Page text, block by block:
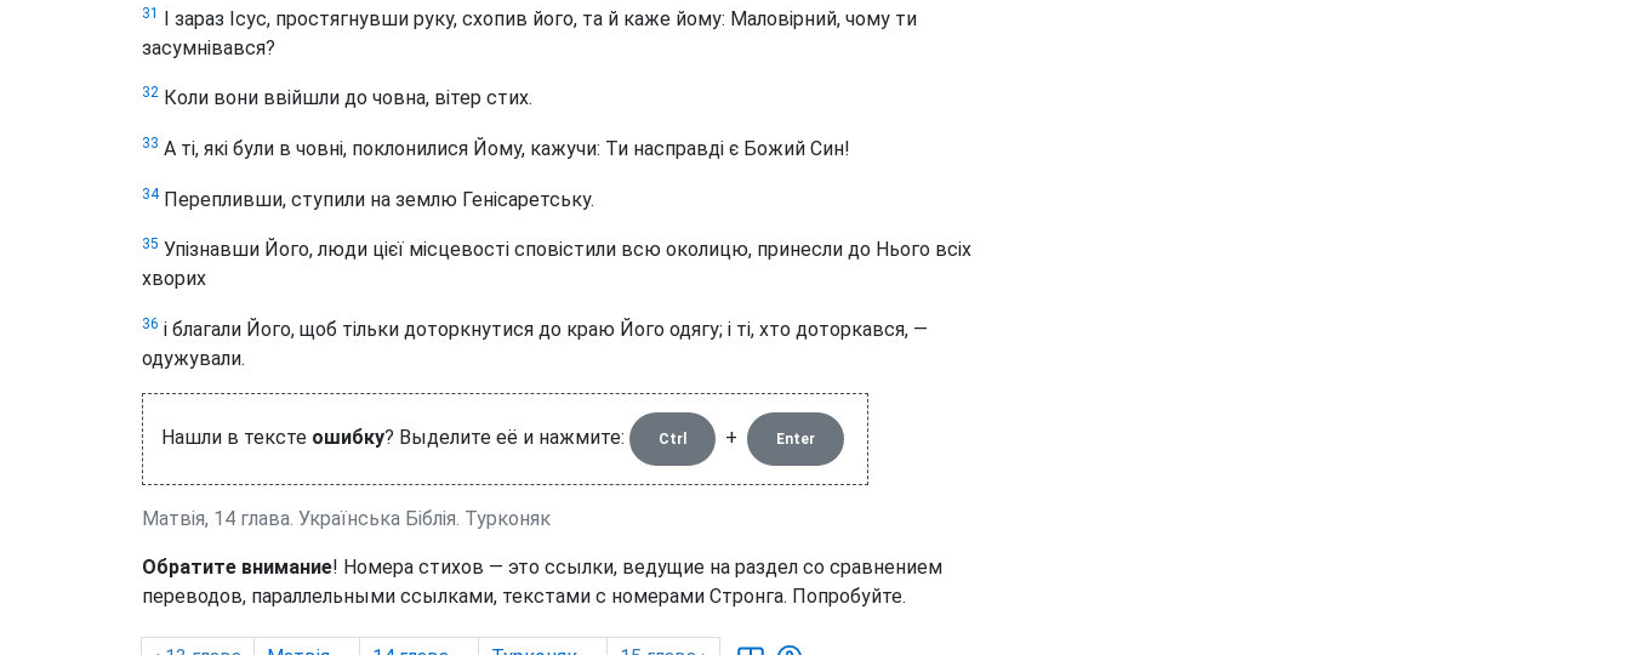
31 І зараз Ісус, простягнувши руку, схопив його, та й каже йому: Маловірний, чому ти
засумнівався?
32 Коли вони ввійшли до човна, вітер стих.
33 А ті, які були в човні, поклонилися Йому, кажучи: Ти насправді є Божий Син!
34Перепливши, ступили на землю Генісаретську.
35 Упізнавши Його, люди цієї місцевості сповістили всю околицю, принесли до Нього всіх
хворих
36 і благали Його, щоб тільки доторкнутися до краю Його одягу; і ті, хто доторкався, —
одужували.
Нашли в тексте ошибку? Выделите её и нажмите: Ctrl + Enter
Матвія, 14 глава. Українська Біблія. Турконяк
Обратите внимание! Номера стихов — это ссылки, ведущие на раздел со сравнением
переводов, параллельными ссылками, текстами с номерами Стронга. Попробуйте.